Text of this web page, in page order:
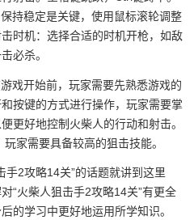
持稳定是关键，使用鼠标滚轮调整
时机：选择合适的时机开枪，如敌
必杀。
戏开始前，玩家需要先熟悉游戏的
按键的方式进行操作，玩家需要掌
更好地控制火柴人的行动和射击。
家需要具备较高的狙击技能。
手2攻略14关”的话题就讲到这里
“火柴人狙击手2攻略14关”有更全
的学习中更好地运用所学知识。